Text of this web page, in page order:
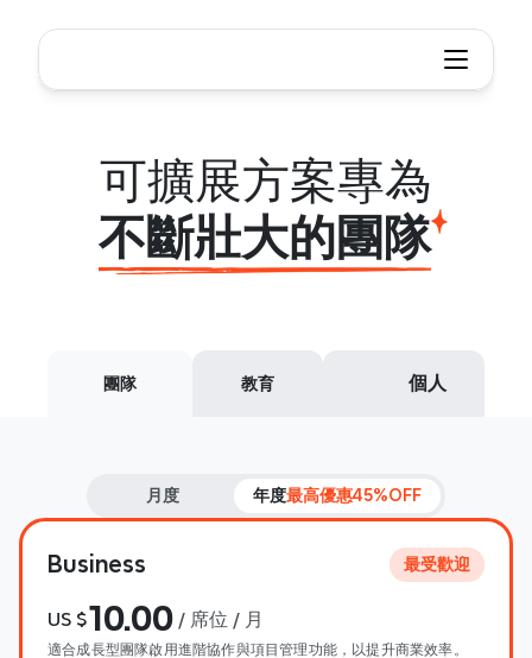
plans
可擴展方案專為
不斷壯大的團隊
個人
團隊 教育
月度 年度最高優惠45%OFF
最受歡迎
Business
US $10.00 / 席位 / 月
適合成長型團隊啟用進階協作與項目管理功能，以提升商業效率。